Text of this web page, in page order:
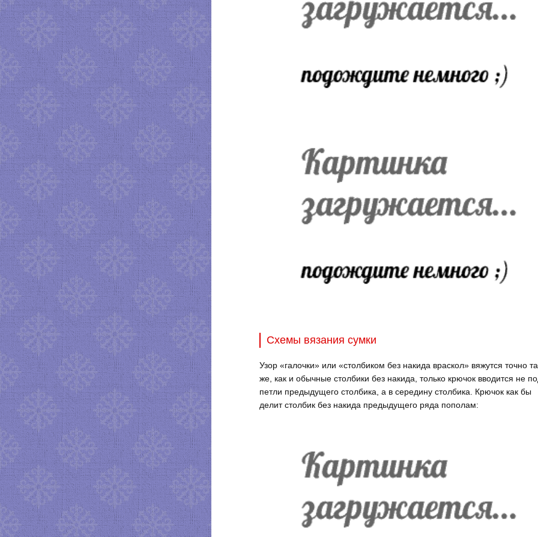
Схемы вязания сумки
Узор «галочки» или «столбиком без накида враскол» вяжутся точно
же, как и обычные столбики без накида, только крючок вводится не
петли предыдущего столбика, а в середину столбика. Крючок как бы
делит столбик без накида предыдущего ряда пополам: